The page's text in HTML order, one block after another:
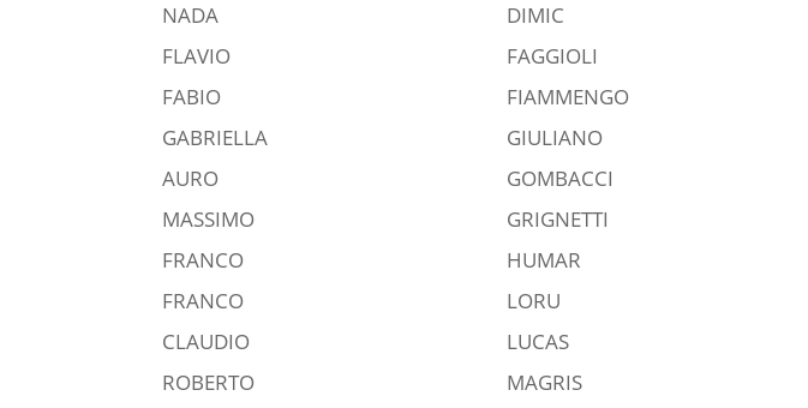
NADA
DIMIC
FLAVIO
FAGGIOLI
FABIO
FIAMMENGO
GABRIELLA
GIULIANO
AURO
GOMBACCI
MASSIMO
GRIGNETTI
FRANCO
HUMAR
FRANCO
LORU
CLAUDIO
LUCAS
ROBERTO
MAGRIS